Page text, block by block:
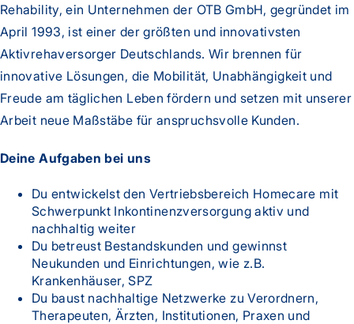
Rehability, ein Unternehmen der OTB GmbH, gegründet im
April 1993, ist einer der größten und innovativsten
Aktivrehaversorger Deutschlands. Wir brennen für
innovative Lösungen, die Mobilität, Unabhängigkeit und
Freude am täglichen Leben fördern und setzen mit unserer
Arbeit neue Maßstäbe für anspruchsvolle Kunden.
Deine Aufgaben bei uns
Du entwickelst den Vertriebsbereich Homecare mit
Schwerpunkt Inkontinenzversorgung aktiv und
nachhaltig weiter
Du betreust Bestandskunden und gewinnst
Neukunden und Einrichtungen, wie z.B.
Krankenhäuser, SPZ
Du baust nachhaltige Netzwerke zu Verordnern,
Therapeuten, Ärzten, Institutionen, Praxen und